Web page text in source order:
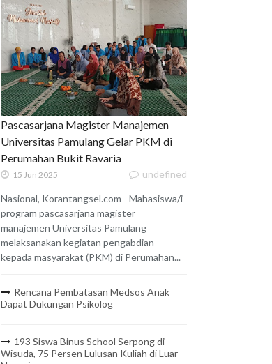
Pascasarjana Magister Manajemen
Universitas Pamulang Gelar PKM di
Perumahan Bukit Ravaria
15 Jun 2025 undefined
Nasional, Korantangsel.com - Mahasiswa/i
program pascasarjana magister
manajemen Universitas Pamulang
melaksanakan kegiatan pengabdian
kepada masyarakat (PKM) di Perumahan...
Rencana Pembatasan Medsos Anak
Dapat Dukungan Psikolog
193 Siswa Binus School Serpong di
Wisuda, 75 Persen Lulusan Kuliah di Luar